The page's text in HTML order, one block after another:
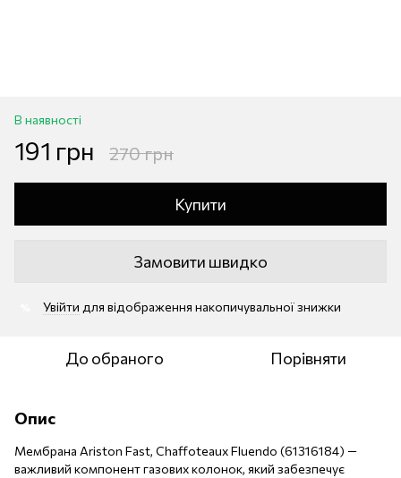
В наявності
191 грн 270 грн
Купити
Замовити швидко
Увійти для відображення накопичувальної знижки
До обраного Порівняти
Опис
Мембрана Ariston Fast, Chaffoteaux Fluendo (61316184) —
важливий компонент газових колонок, який забезпечує